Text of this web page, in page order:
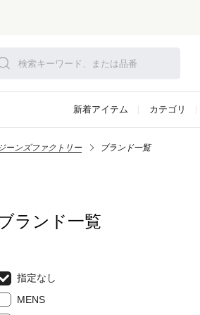
新着アイテム カテゴリ
ーンズファクトリー ブランド一覧
ランド一覧
指定なし
MENS